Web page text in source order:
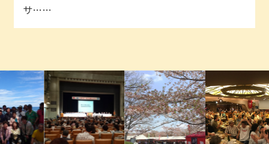
サ……